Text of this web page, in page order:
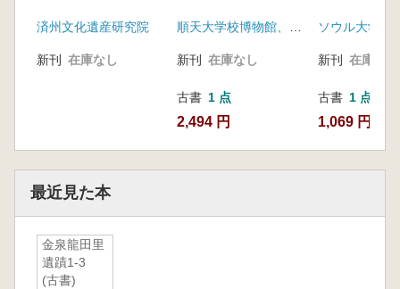
(1665-1番地) (古書)
済州文化遺産研究院
新刊 在庫なし 新刊 在庫なし
古書 1 点
2,494 円
告書-
ソウル大学校
新刊 在庫なし
古書 1 点
1,069 円
最近見た本
金泉龍田里
遺蹟1-3
(古書)